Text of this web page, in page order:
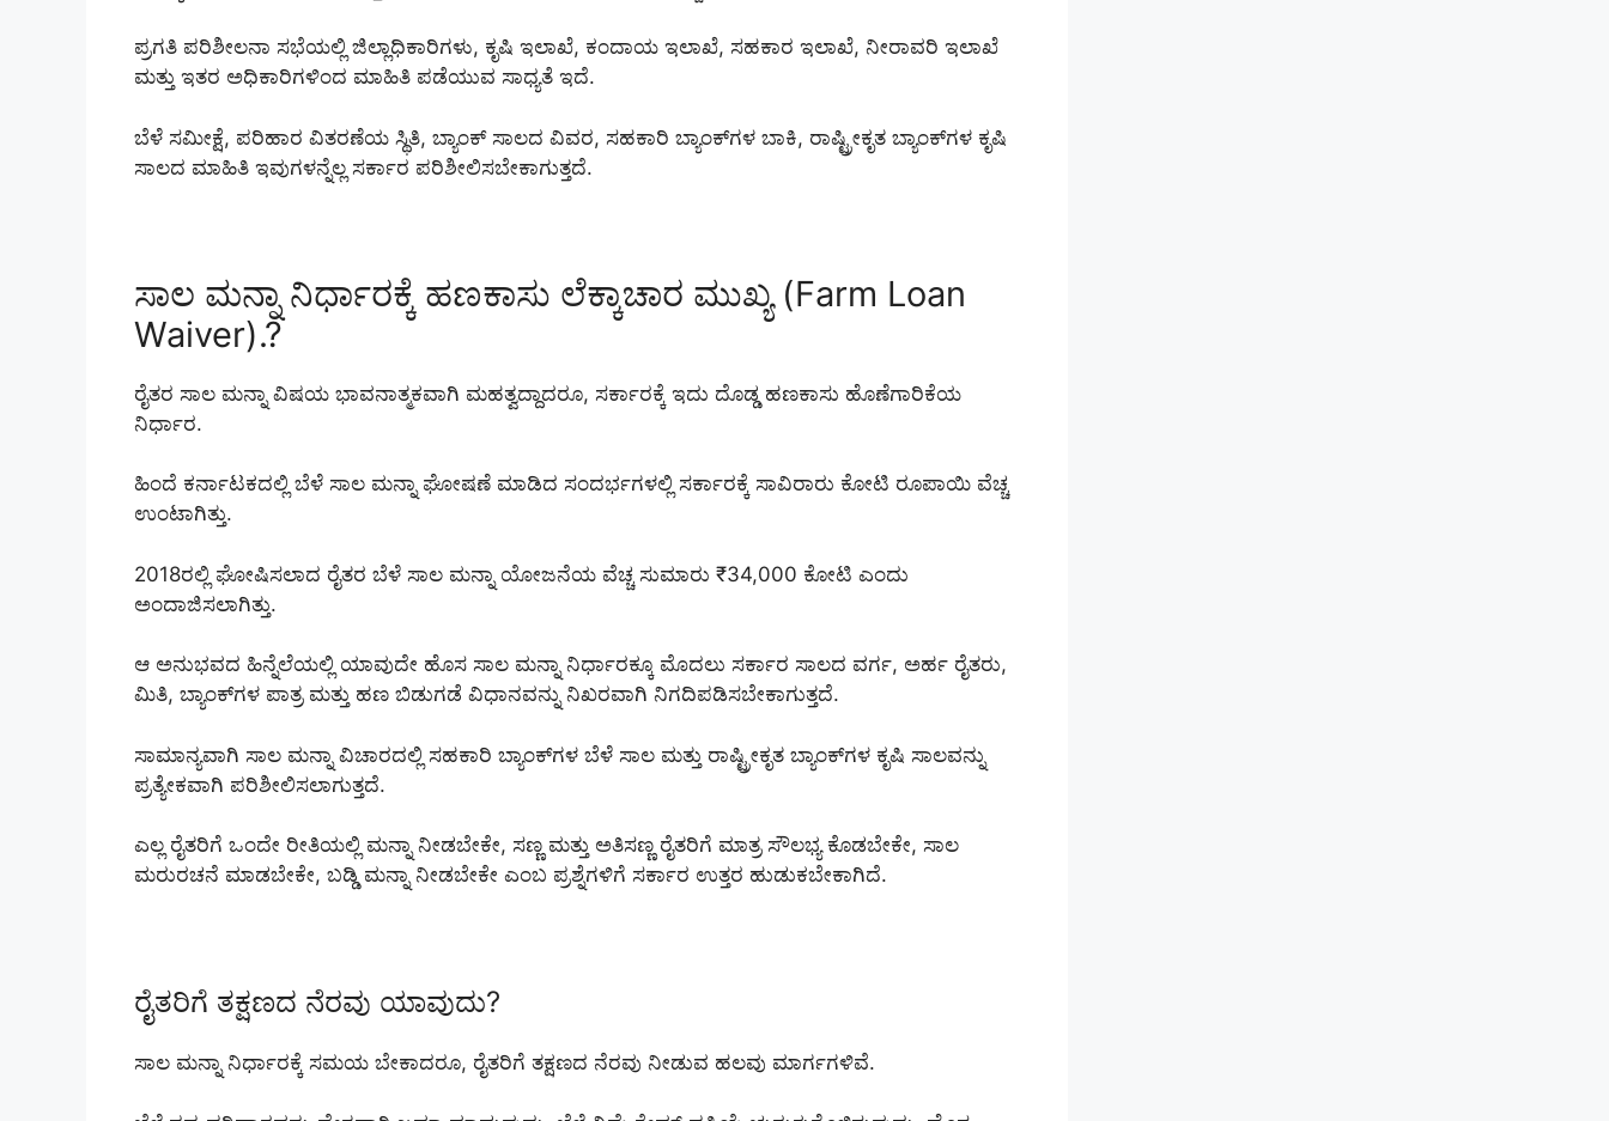
ಪ್ರಗತಿ ಪರಿಶೀಲನಾ ಸಭೆಯಲ್ಲಿ ಜಿಲ್ಲಾಧಿಕಾರಿಗಳು, ಕೃಷಿ ಇಲಾಖೆ, ಕಂದಾಯ ಇಲಾಖೆ, ಸಹಕಾರ ಇಲಾಖೆ, ನೀರಾವರಿ ಇಲಾಖೆ
ಮತ್ತು ಇತರ ಅಧಿಕಾರಿಗಳಿಂದ ಮಾಹಿತಿ ಪಡೆಯುವ ಸಾಧ್ಯತೆ ಇದೆ.
ಬೆಳೆ ಸಮೀಕ್ಷೆ, ಪರಿಹಾರ ವಿತರಣೆಯ ಸ್ಥಿತಿ, ಬ್ಯಾಂಕ್ ಸಾಲದ ವಿವರ, ಸಹಕಾರಿ ಬ್ಯಾಂಕ್‌ಗಳ ಬಾಕಿ, ರಾಷ್ಟ್ರೀಕೃತ ಬ್ಯಾಂಕ್‌ಗಳ ಕೃಷಿ
ಸಾಲದ ಮಾಹಿತಿ ಇವುಗಳನ್ನೆಲ್ಲ ಸರ್ಕಾರ ಪರಿಶೀಲಿಸಬೇಕಾಗುತ್ತದೆ.
ಸಾಲ ಮನ್ನಾ ನಿರ್ಧಾರಕ್ಕೆ ಹಣಕಾಸು ಲೆಕ್ಕಾಚಾರ ಮುಖ್ಯ (Farm Loan
Waiver).?
ರೈತರ ಸಾಲ ಮನ್ನಾ ವಿಷಯ ಭಾವನಾತ್ಮಕವಾಗಿ ಮಹತ್ವದ್ದಾದರೂ, ಸರ್ಕಾರಕ್ಕೆ ಇದು ದೊಡ್ಡ ಹಣಕಾಸು ಹೊಣೆಗಾರಿಕೆಯ
ನಿರ್ಧಾರ.
ಹಿಂದೆ ಕರ್ನಾಟಕದಲ್ಲಿ ಬೆಳೆ ಸಾಲ ಮನ್ನಾ ಘೋಷಣೆ ಮಾಡಿದ ಸಂದರ್ಭಗಳಲ್ಲಿ ಸರ್ಕಾರಕ್ಕೆ ಸಾವಿರಾರು ಕೋಟಿ ರೂಪಾಯಿ ವೆಚ್ಚ
ಉಂಟಾಗಿತ್ತು.
2018ರಲ್ಲಿ ಘೋಷಿಸಲಾದ ರೈತರ ಬೆಳೆ ಸಾಲ ಮನ್ನಾ ಯೋಜನೆಯ ವೆಚ್ಚ ಸುಮಾರು ₹34,000 ಕೋಟಿ ಎಂದು
ಅಂದಾಜಿಸಲಾಗಿತ್ತು.
ಆ ಅನುಭವದ ಹಿನ್ನೆಲೆಯಲ್ಲಿ ಯಾವುದೇ ಹೊಸ ಸಾಲ ಮನ್ನಾ ನಿರ್ಧಾರಕ್ಕೂ ಮೊದಲು ಸರ್ಕಾರ ಸಾಲದ ವರ್ಗ, ಅರ್ಹ ರೈತರು,
ಮಿತಿ, ಬ್ಯಾಂಕ್‌ಗಳ ಪಾತ್ರ ಮತ್ತು ಹಣ ಬಿಡುಗಡೆ ವಿಧಾನವನ್ನು ನಿಖರವಾಗಿ ನಿಗದಿಪಡಿಸಬೇಕಾಗುತ್ತದೆ.
ಸಾಮಾನ್ಯವಾಗಿ ಸಾಲ ಮನ್ನಾ ವಿಚಾರದಲ್ಲಿ ಸಹಕಾರಿ ಬ್ಯಾಂಕ್‌ಗಳ ಬೆಳೆ ಸಾಲ ಮತ್ತು ರಾಷ್ಟ್ರೀಕೃತ ಬ್ಯಾಂಕ್‌ಗಳ ಕೃಷಿ ಸಾಲವನ್ನು
ಪ್ರತ್ಯೇಕವಾಗಿ ಪರಿಶೀಲಿಸಲಾಗುತ್ತದೆ.
ಎಲ್ಲ ರೈತರಿಗೆ ಒಂದೇ ರೀತಿಯಲ್ಲಿ ಮನ್ನಾ ನೀಡಬೇಕೇ, ಸಣ್ಣ ಮತ್ತು ಅತಿಸಣ್ಣ ರೈತರಿಗೆ ಮಾತ್ರ ಸೌಲಭ್ಯ ಕೊಡಬೇಕೇ, ಸಾಲ
ಮರುರಚನೆ ಮಾಡಬೇಕೇ, ಬಡ್ಡಿ ಮನ್ನಾ ನೀಡಬೇಕೇ ಎಂಬ ಪ್ರಶ್ನೆಗಳಿಗೆ ಸರ್ಕಾರ ಉತ್ತರ ಹುಡುಕಬೇಕಾಗಿದೆ.
ರೈತರಿಗೆ ತಕ್ಷಣದ ನೆರವು ಯಾವುದು?
ಸಾಲ ಮನ್ನಾ ನಿರ್ಧಾರಕ್ಕೆ ಸಮಯ ಬೇಕಾದರೂ, ರೈತರಿಗೆ ತಕ್ಷಣದ ನೆರವು ನೀಡುವ ಹಲವು ಮಾರ್ಗಗಳಿವೆ.